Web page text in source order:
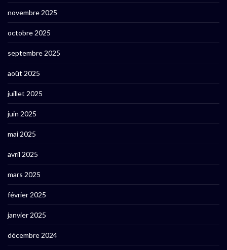
novembre 2025
octobre 2025
septembre 2025
août 2025
juillet 2025
juin 2025
mai 2025
avril 2025
mars 2025
février 2025
janvier 2025
décembre 2024